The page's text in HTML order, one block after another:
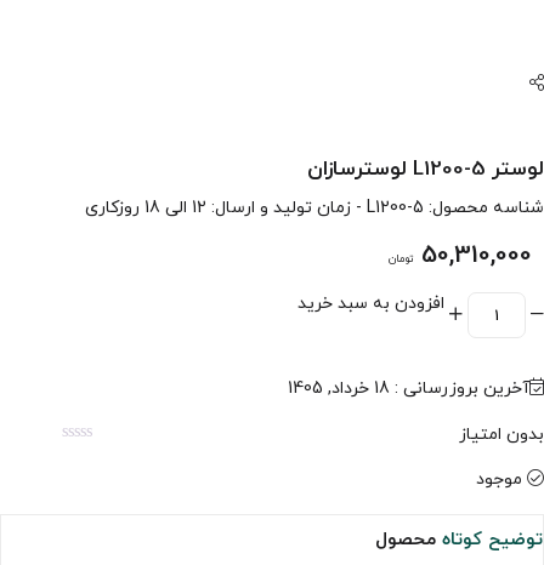
لوستر L1200-5 لوسترسازان
شناسه محصول: L1200-5 - زمان تولید و ارسال: 12 الی 18 روزکاری
50,310,000 تومان
افزودن به سبد خرید
آخرین بروزرسانی : 18 خرداد, 1405
بدون امتیاز
موجود
توضیح کوتاه محصول